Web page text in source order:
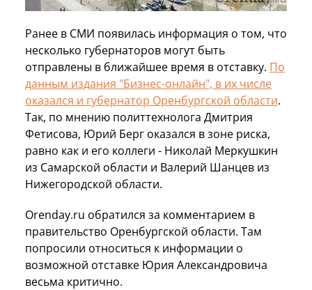
Ранее в СМИ появилась информация о том, что
несколько губернаторов могут быть
отправлены в ближайшее время в отставку. По
данным издания "Бизнес-онлайн", в их числе
оказался и губернатор Оренбургской области.
Так, по мнению политтехнолога Дмитрия
Фетисова, Юрий Берг оказался в зоне риска,
равно как и его коллеги - Николай Меркушкин
из Самарской области и Валерий Шанцев из
Нижегородской области.
Orenday.ru обратился за комментарием в
правительство Оренбургской области. Там
попросили относиться к информации о
возможной отставке Юрия Александровича
весьма критично.